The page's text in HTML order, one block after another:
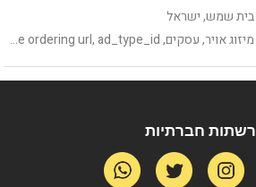
בית שמש, ישראל
מיזוג אויר, עסקים, Category, publishing_status, shemesh_location_address, Online ordering url, ad_type_id
רשתות חברתיות